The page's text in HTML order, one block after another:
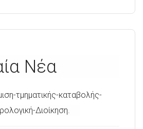
Νέα
τμηματικής-καταβολής-
Διοίκηση.